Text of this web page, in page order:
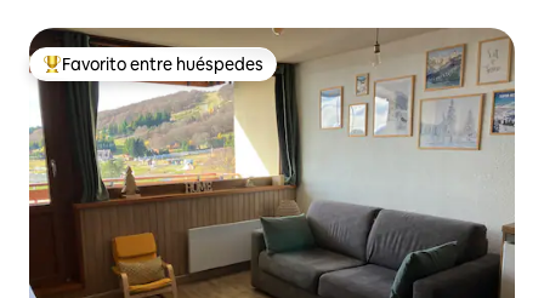
Favorito entre huéspedes preferido
Favorito entre huéspedes